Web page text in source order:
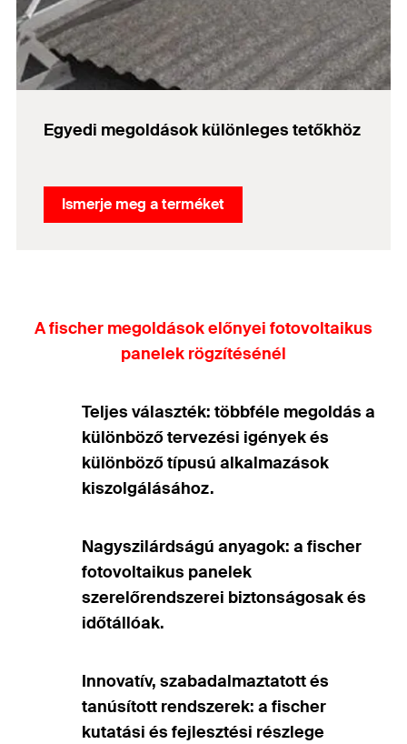
Egyedi megoldások különleges tetőkhöz
Ismerje meg a terméket
A fischer megoldások előnyei fotovoltaikus
panelek rögzítésénél
Teljes választék: többféle megoldás a
különböző tervezési igények és
különböző típusú alkalmazások
kiszolgálásához.
Nagyszilárdságú anyagok: a fischer
fotovoltaikus panelek
szerelőrendszerei biztonságosak és
időtállóak.
Innovatív, szabadalmaztatott és
tanúsított rendszerek: a fischer
kutatási és fejlesztési részlege